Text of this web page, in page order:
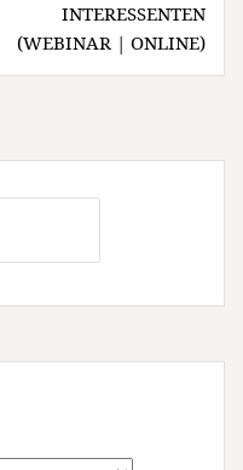
INTERESSENTEN
(WEBINAR | ONLINE)